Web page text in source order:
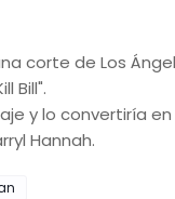
corte de Los
Bill".
y lo convertiría en
Hannah.